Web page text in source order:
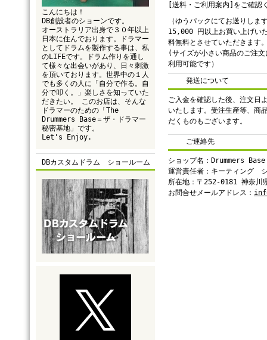
こんにちは！
DB創設者のショーンです。
オーストラリア出身で３０年以上
日本に住んでおります。ドラマー
としてドラムを製作する事は、私
のLIFEです。ドラム作りを通し
て様々な出会いがあり、日々刺激
を頂いております。世界中の１人
でも多くの人に「自分で作る。自
分で叩く。」楽しさを知っていた
だきたい。 このお店は、そんな
ドラマーのための「The
Drummers Base＝ザ・ドラマー
秘密基地」です。
Let's Enjoy.
DBカスタムドラム ショールーム
[送料・ご利用案内]をご確認
（ゆうパックにてお送りしま
15,000 円以上お買い上げい
料無料とさせていただきます
(サイズが小さい商品のご注
利用可能です）
発送について
ご入金を確認した後、注文日
いたします。受注生産等、商
だくものもございます。
ご連絡先
ショップ名：Drummers Base
運営責任者：キーティング
所在地：〒252-0181 神奈川
お問合せメールアドレス：